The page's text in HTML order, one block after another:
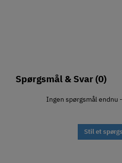
Spørgsmål & Svar(0)
Ingen spørgsmål endnu
Stil et